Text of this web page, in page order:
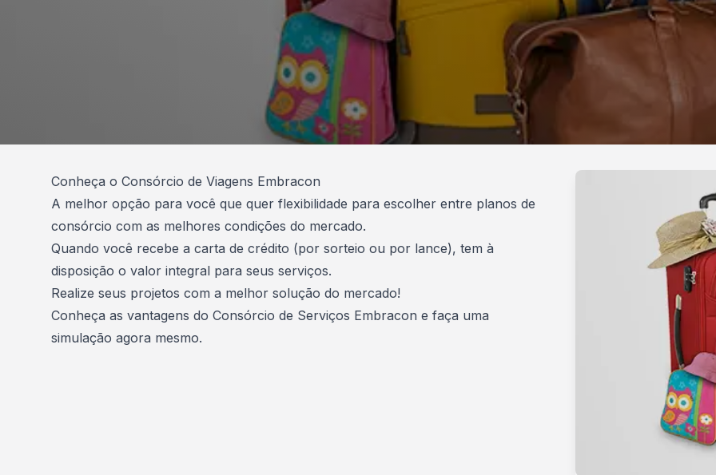
Conheça o Consórcio de Viagens Embracon
A melhor opção para você que quer flexibilidade para escolher entre planos de
consórcio com as melhores condições do mercado.
Quando você recebe a carta de crédito (por sorteio ou por lance), tem à
disposição o valor integral para seus serviços.
Realize seus projetos com a melhor solução do mercado!
Conheça as vantagens do Consórcio de Serviços Embracon e faça uma
simulação agora mesmo.